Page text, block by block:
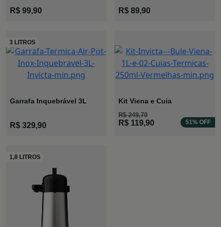
R$ 99,90 R$ 89,90
Garrafa Inquebrável 3L
R$ 329,90
Kit Viena e Cuia
R$ 249,70
R$ 119,90 51% OFF